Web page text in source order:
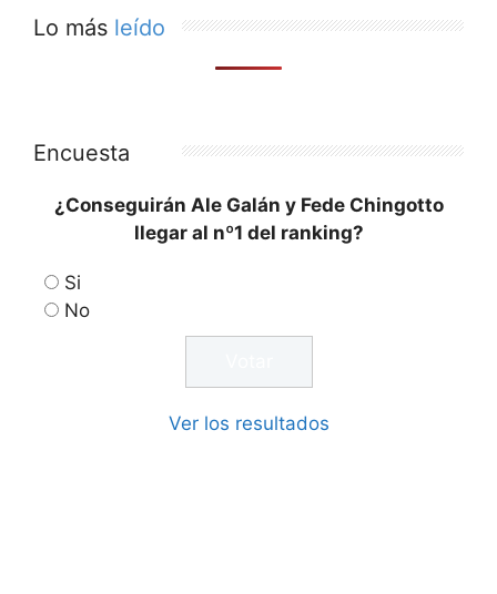
Lo más leído
Encuesta
¿Conseguirán Ale Galán y Fede Chingotto
llegar al nº1 del ranking?
Si
No
Ver los resultados